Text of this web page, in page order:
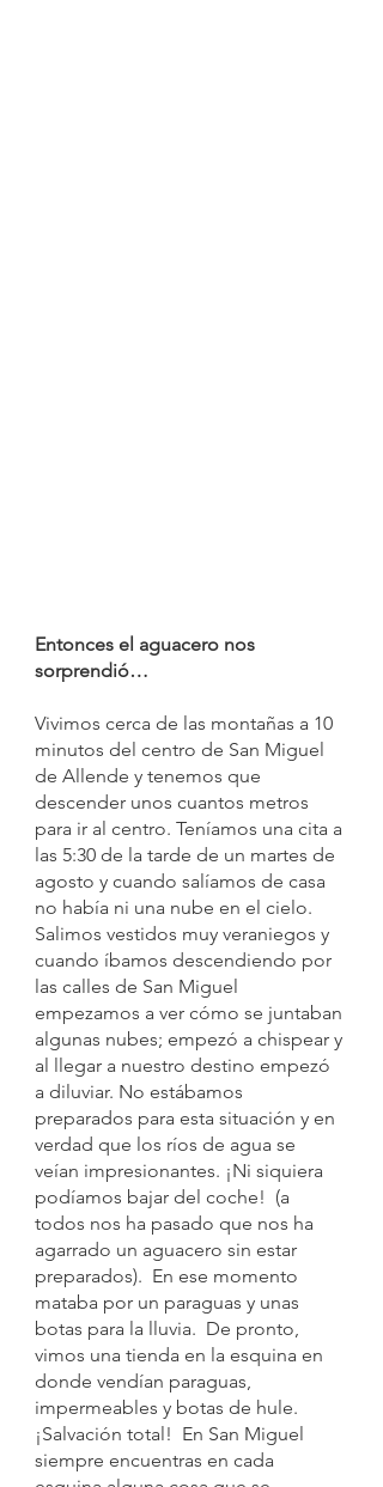
Entonces el aguacero nos
sorprendió…
Vivimos cerca de las montañas a 10
minutos del centro de San Miguel
de Allende y tenemos que
descender unos cuantos metros
para ir al centro. Teníamos una cita a
las 5:30 de la tarde de un martes de
agosto y cuando salíamos de casa
no había ni una nube en el cielo.
Salimos vestidos muy veraniegos y
cuando íbamos descendiendo por
las calles de San Miguel
empezamos a ver cómo se juntaban
algunas nubes; empezó a chispear y
al llegar a nuestro destino empezó
a diluviar. No estábamos
preparados para esta situación y en
verdad que los ríos de agua se
veían impresionantes. ¡Ni siquiera
podíamos bajar del coche!  (a
todos nos ha pasado que nos ha
agarrado un aguacero sin estar
preparados).  En ese momento
mataba por un paraguas y unas
botas para la lluvia.  De pronto,
vimos una tienda en la esquina en
donde vendían paraguas,
impermeables y botas de hule.
¡Salvación total!  En San Miguel
siempre encuentras en cada